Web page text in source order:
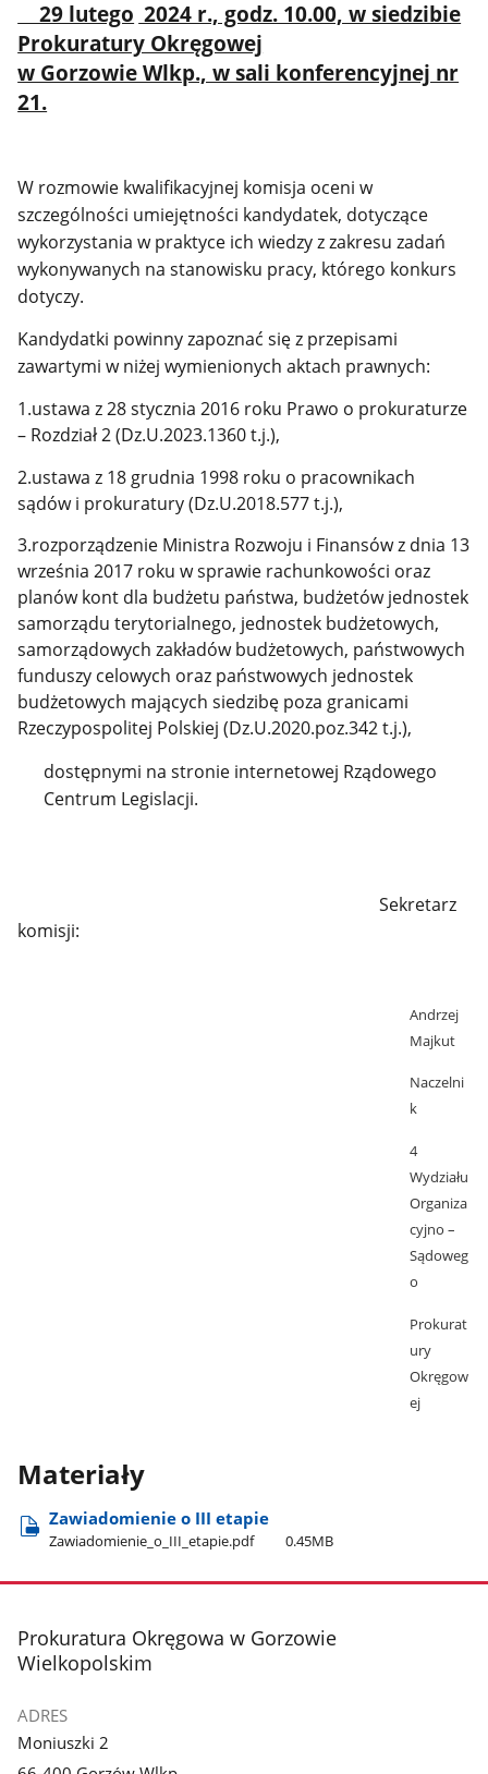
29 lutego 2024 r., godz. 10.00, w siedzibie
Prokuratury Okręgowej
w Gorzowie Wlkp., w sali konferencyjnej nr
21.
W rozmowie kwalifikacyjnej komisja oceni w
szczególności umiejętności kandydatek, dotyczące
wykorzystania w praktyce ich wiedzy z zakresu zadań
wykonywanych na stanowisku pracy, którego konkurs
dotyczy.
Kandydatki powinny zapoznać się z przepisami
zawartymi w niżej wymienionych aktach prawnych:
1.ustawa z 28 stycznia 2016 roku Prawo o prokuraturze
– Rozdział 2 (Dz.U.2023.1360 t.j.),
2.ustawa z 18 grudnia 1998 roku o pracownikach
sądów i prokuratury (Dz.U.2018.577 t.j.),
3.rozporządzenie Ministra Rozwoju i Finansów z dnia 13
września 2017 roku w sprawie rachunkowości oraz
planów kont dla budżetu państwa, budżetów jednostek
samorządu terytorialnego, jednostek budżetowych,
samorządowych zakładów budżetowych, państwowych
funduszy celowych oraz państwowych jednostek
budżetowych mających siedzibę poza granicami
Rzeczypospolitej Polskiej (Dz.U.2020.poz.342 t.j.),
dostępnymi na stronie internetowej Rządowego
Centrum Legislacji.
Sekretarz
komisji:
Andrzej
Majkut
Naczelni
k
4
Wydziału
Organiza
cyjno –
Sądoweg
o
Prokurat
ury
Okręgow
ej
Materiały
Zawiadomienie o III etapie
Zawiadomienie​_o​_III​_etapie.pdf 0.45MB
stopka
Prokuratura Okręgowa w Gorzowie
Wielkopolskim
ADRES
Moniuszki 2